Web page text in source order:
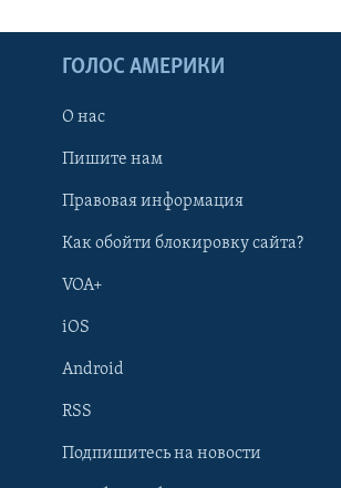
Learning English
ГОЛОС АМЕРИКИ
О нас
Пишите нам
Правовая информация
Как обойти блокировку сайта?
VOA+
iOS
Android
RSS
Подпишитесь на новости